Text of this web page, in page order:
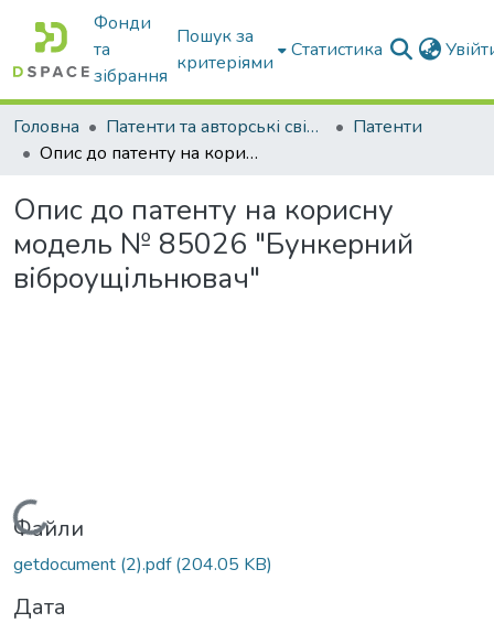
Фонди
та
зібрання
Пошук за
критеріями
Статистика
Головна Патенти та авторські свідоцтва
Патенти
Опис до патенту на корисну модель № 85026 "Бункерний віброущільнювач"
Опис до патенту на корисну
модель № 85026 "Бункерний
віброущільнювач"
Вантажиться...
Файли
getdocument (2).pdf(204.05 KB)
Дата